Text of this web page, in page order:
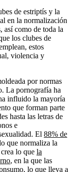
de estriptís y la
en la normalización
así como de toda la
los clubes de
estos
violencia y
por normas
La pornografía ha
influido la mayoría
que forman parte
hasta las letras de
e
El 88% de
que normaliza la
lo que la
, en la que las
lo que lleva a